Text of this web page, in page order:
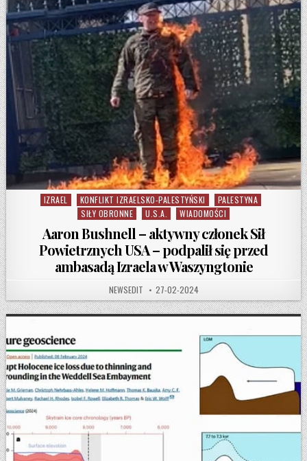
Posted in
IZRAEL KONFLIKT IZRAELSKO-PALESTYŃSKI
PALESTYNA
SIŁY OBRONNE
U.S.A. WIADOMOŚCI
Aaron Bushnell – aktywny członek Sił
Powietrznych USA – podpalił się przed
ambasadą Izraela w Waszyngtonie
AUTHOR:
NEWSEDIT PUBLISHED DATE:
27-02-2024